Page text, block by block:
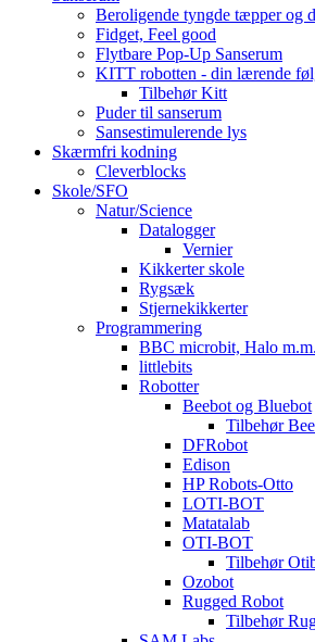
Beroligende tyngde tæpper og
Fidget, Feel good
Flytbare Pop-Up Sanserum
KITT robotten - din lærende
Tilbehør Kitt
Puder til sanserum
Sansestimulerende lys
Skærmfri kodning
Cleverblocks
Skole/SFO
Natur/Science
Datalogger
Vernier
Kikkerter skole
Rygsæk
Stjernekikkerter
Programmering
BBC microbit, Halo m.m.
littlebits
Robotter
Beebot og Bluebot
Tilbehør
DFRobot
Edison
HP Robots-Otto
LOTI-BOT
Matatalab
OTI-BOT
Tilbehør
Ozobot
Rugged Robot
Tilbehør